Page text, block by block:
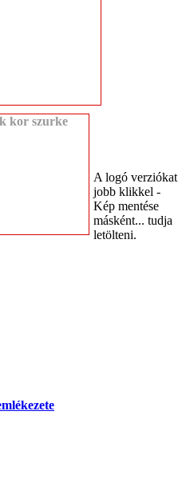
A logó verziókat
jobb klikkel -
Kép mentése
másként... tudja
letölteni.